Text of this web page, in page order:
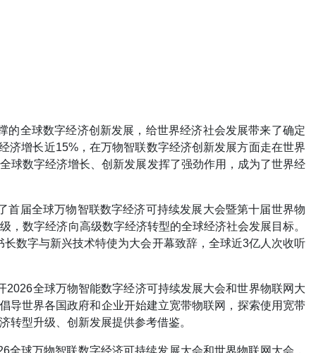
全球数字经济创新发展，给世界经济社会发展带来了确定
济增长近15%，在万物智联数字经济创新发展方面走在世界
球数字经济增长、创新发展发挥了强劲作用，成为了世界经
届全球万物智联数字经济可持续发展大会暨第十届世界物
数字经济向高级数字经济转型的全球经济社会发展目标。
数字与新兴技术特使为大会开幕致辞，全球近3亿人次收听
全球万物智能数字经济可持续发展大会和世界物联网大
导世界各国政府和企业开始建立宽带物联网，探索使用宽带
型升级、创新发展提供参考借鉴。